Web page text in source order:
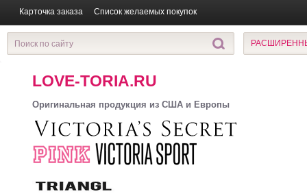
Карточка заказа Список желаемых покупок
LOVE-TORIA.RU
Оригинальная продукция из США и Европы